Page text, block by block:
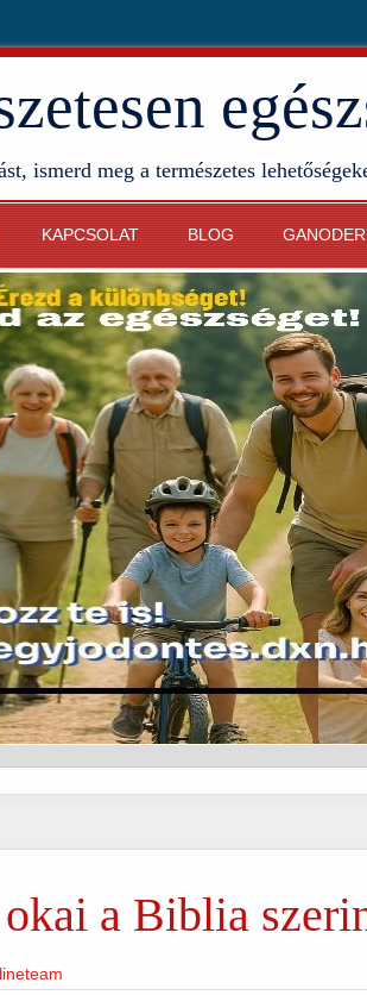
ismerd meg a természetes
KAPCSOLAT BLOG
a Biblia